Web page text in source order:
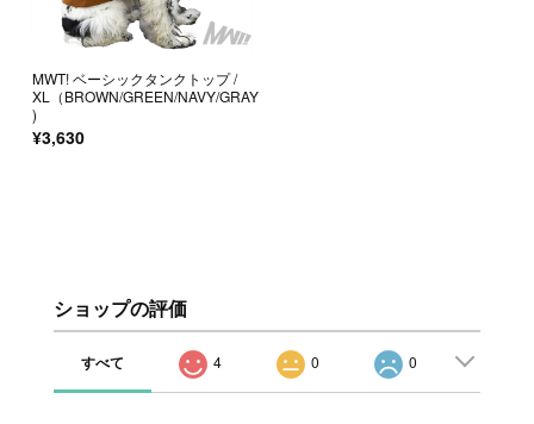
MWT! ベーシックタンクトップ /
XL（BROWN/GREEN/NAVY/GRAY
)
¥3,630
ショップの評価
すべて 4 0 0